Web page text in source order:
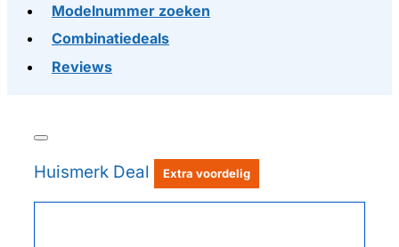
Modelnummer zoeken
Combinatiedeals
Reviews
Huismerk Deal Extra voordelig